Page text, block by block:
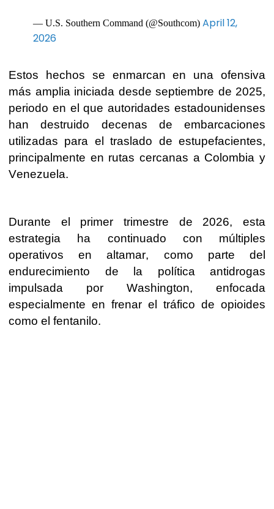
— U.S. Southern Command (@Southcom) April 12,
2026
Estos hechos se enmarcan en una ofensiva
más amplia iniciada desde septiembre de 2025,
periodo en el que autoridades estadounidenses
han destruido decenas de embarcaciones
utilizadas para el traslado de estupefacientes,
principalmente en rutas cercanas a Colombia y
Venezuela.
Durante el primer trimestre de 2026, esta
estrategia ha continuado con múltiples
operativos en altamar, como parte del
endurecimiento de la política antidrogas
impulsada por Washington, enfocada
especialmente en frenar el tráfico de opioides
como el fentanilo.